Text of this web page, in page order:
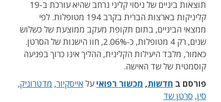
תוצאות ביניים של ניסוי קליני נרחב שהיא עורכת ב-19
קליניקות בארצות הברית בקרב 194 מטופלות. לפי
ממצאי הביניים, בתום תקופת מעקב ממוצעת של כשלוש
שנים, רק 4 מטופלות, כ-2.06%, חוו הישנות של הסרטן.
כאמור, מלבד היעילות הקלינית, ההליך אינו כרוך בפגיעה
קוסמטית של שד האישה.
פורסם ב חדשות, מכשור רפואי עלאייסקיור, מדטרוניק,
סין, סרטן שד